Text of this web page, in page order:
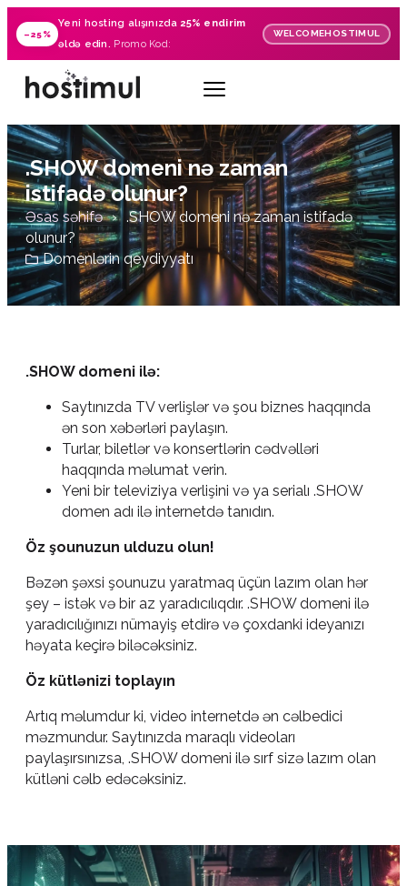
–25%
Yeni hosting alışınızda25% endirim
əldə edin. Promo Kod:
WELCOMEHOSTIMUL
.SHOW domeni nə zaman
istifadə olunur?
Əsas səhifə
.SHOW domeni nə zaman istifadə
olunur?
Domenlərin qeydiyyatı
.SHOW domeni ilə:
Saytınızda TV verlişlər və şou biznes haqqında
ən son xəbərləri paylaşın.
Turlar, biletlər və konsertlərin cədvəlləri
haqqında məlumat verin.
Yeni bir televiziya verlişini və ya serialı .SHOW
domen adı ilə internetdə tanıdın.
Öz şounuzun ulduzu olun!
Bəzən şəxsi şounuzu yaratmaq üçün lazım olan hər
şey – istək və bir az yaradıcılıqdır. .SHOW domeni ilə
yaradıcılığınızı nümayiş etdirə və çoxdanki ideyanızı
həyata keçirə biləcəksiniz.
Öz kütlənizi toplayın
Artıq məlumdur ki, video internetdə ən cəlbedici
məzmundur. Saytınızda maraqlı videoları
paylaşırsınızsa, .SHOW domeni ilə sırf sizə lazım olan
kütləni cəlb edəcəksiniz.